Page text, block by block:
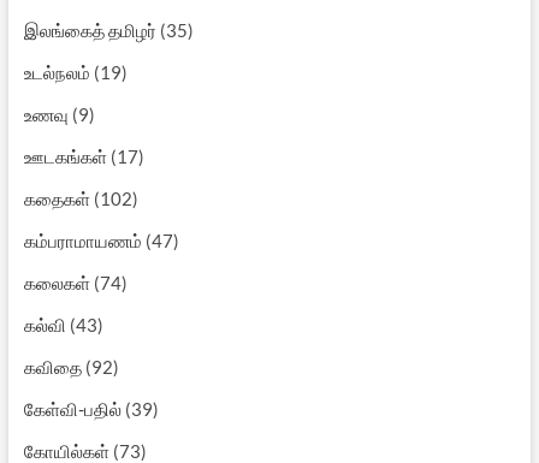
இலங்கைத் தமிழர் (35)
உடல்நலம் (19)
உணவு (9)
ஊடகங்கள்(17)
கதைகள்(102)
கம்பராமாயணம் (47)
கலைகள்(74)
கல்வி (43)
கவிதை(92)
கேள்வி-பதில்(39)
கோயில்கள்(73)